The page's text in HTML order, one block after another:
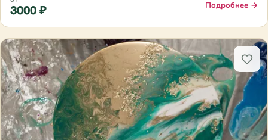
3000 ₽ Подробнее →